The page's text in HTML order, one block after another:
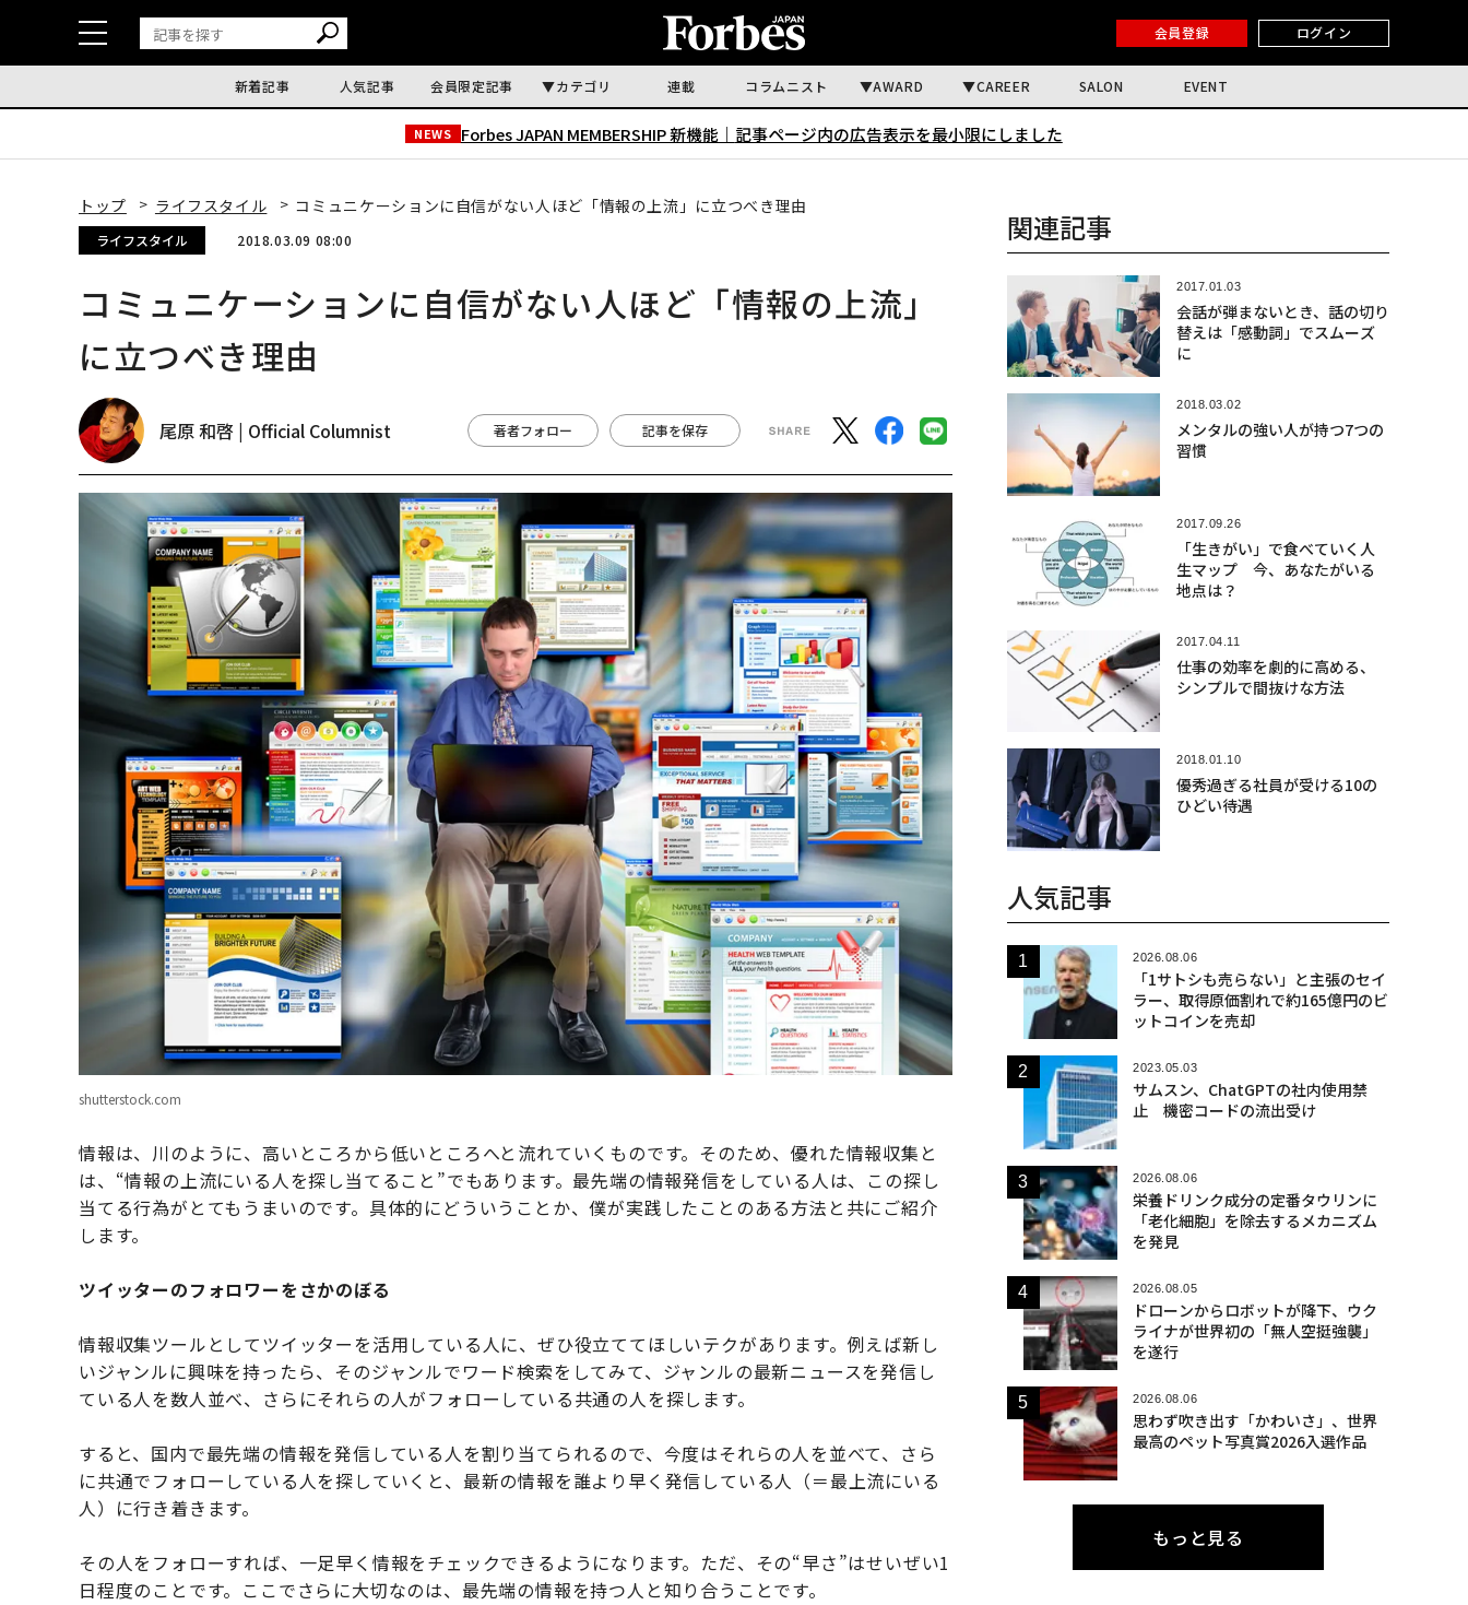
会員登録 ログイン
新着記事 人気記事 会員限定記事 カテゴリ 連載 コラムニスト AWARD CAREER SALON EVENT
NEWS Forbes JAPAN MEMBERSHIP 新機能｜ 記事ページ内の広告表示を最小限にしました
トップ ライフスタイル コミュニケーションに自信がない人ほど「情報の上流」に立つべき理由
ライフスタイル 2018.03.09 08:00
コミュニケーションに自信がない人ほど「情報の上流」
に立つべき理由
尾原 和啓 | Official Columnist 著者フォロー 記事を保存
shutterstock.com
情報は、川のように、高いところから低いところへと流れていくものです。そのため、優れた情報収集と
は、“情報の上流にいる人を探し当てること”でもあります。最先端の情報発信をしている人は、この探し
当てる行為がとてもうまいのです。具体的にどういうことか、僕が実践したことのある方法と共にご紹介
します。
ツイッターのフォロワーをさかのぼる
情報収集ツールとしてツイッターを活用している人に、ぜひ役立ててほしいテクがあります。例えば新し
いジャンルに興味を持ったら、そのジャンルでワード検索をしてみて、ジャンルの最新ニュースを発信し
ている人を数人並べ、さらにそれらの人がフォローしている共通の人を探します。
すると、国内で最先端の情報を発信している人を割り当てられるので、今度はそれらの人を並べて、さら
に共通でフォローしている人を探していくと、最新の情報を誰より早く発信している人（＝最上流にいる
人）に行き着きます。
その人をフォローすれば、一足早く情報をチェックできるようになります。ただ、その“早さ”はせいぜい1
日程度のことです。ここでさらに大切なのは、最先端の情報を持つ人と知り合うことです。
関連記事
2017.01.03
会話が弾まないとき、話の切り
替えは「感動詞」でスムーズ
に
2018.03.02
メンタルの強い人が持つ7つの
習慣
2017.09.26
「生きがい」で食べていく人
生マップ 今、あなたがいる
地点は？
2017.04.11
仕事の効率を劇的に高める、
シンプルで間抜けな方法
2018.01.10
優秀過ぎる社員が受ける10の
ひどい待遇
人気記事
2026.08.06
「1サトシも売らない」と主張のセイ
ラー、取得原価割れで約165億円のビ
ットコインを売却
2023.05.03
サムスン、ChatGPTの社内使用禁
止 機密コードの流出受け
2026.08.06
栄養ドリンク成分の定番タウリンに
「老化細胞」を除去するメカニズム
を発見
2026.08.05
ドローンからロボットが降下、ウク
ライナが世界初の「無人空挺強襲」
を遂行
2026.08.06
思わず吹き出す「かわいさ」、世界
最高のペット写真賞2026入選作品
もっと見る